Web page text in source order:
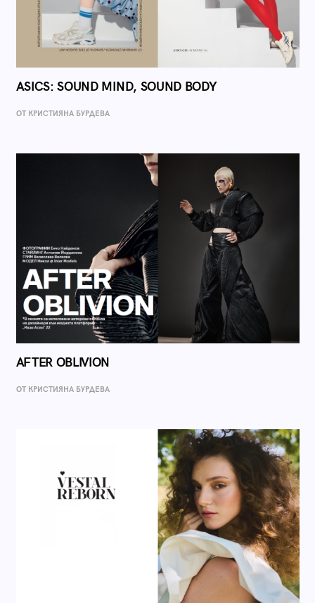
ASICS: SOUND MIND, SOUND BODY
ОТ КРИСТИЯНА БУРДЕВА
AFTER OBLIVION
ОТ КРИСТИЯНА БУРДЕВА